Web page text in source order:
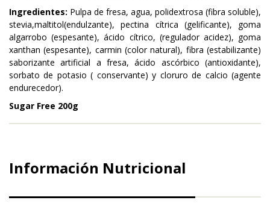
Ingredientes: Pulpa de fresa, agua, polidextrosa (fibra soluble),
stevia,maltitol(endulzante), pectina cítrica (gelificante), goma
algarrobo (espesante), ácido cítrico, (regulador acidez), goma
xanthan (espesante), carmin (color natural), fibra (estabilizante)
saborizante artificial a fresa, ácido ascórbico (antioxidante),
sorbato de potasio ( conservante) y cloruro de calcio (agente
endurecedor).
Sugar Free 200g
Información Nutricional